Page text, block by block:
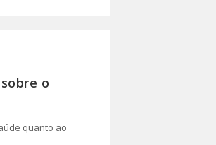
o
quanto ao